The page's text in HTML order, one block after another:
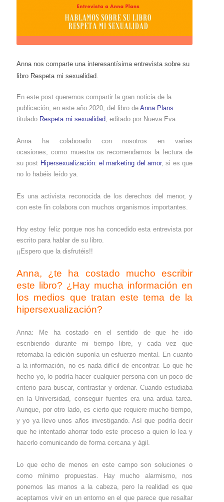
Anna nos comparte una interesantísima entrevista sobre su
libro Respeta mi sexualidad.
En este post queremos compartir la gran noticia de la
publicación, en este año 2020, del libro de Anna Plans
titulado Respeta mi sexualidad , editado por Nueva Eva.
Anna ha colaborado con nosotros en varias
ocasiones, como muestra os recomendamos la lectura de
su post Hipersexualización: el marketing del amor, si es que
no lo habéis leído ya.
Es una activista reconocida de los derechos del menor, y
con este fin colabora con muchos organismos importantes.
Hoy estoy feliz porque nos ha concedido esta entrevista por
escrito para hablar de su libro.
¡¡Espero que la disfrutéis!!
Anna, ¿te ha costado mucho escribir
este libro? ¿Hay mucha información en
los medios que tratan este tema de la
hipersexualización?
Anna: Me ha costado en el sentido de que he ido
escribiendo durante mi tiempo libre, y cada vez que
retomaba la edición suponía un esfuerzo mental. En cuanto
a la información, no es nada difícil de encontrar. Lo que he
hecho yo, lo podría hacer cualquier persona con un poco de
criterio para buscar, contrastar y ordenar. Cuando estudiaba
en la Universidad, conseguir fuentes era una ardua tarea.
Aunque, por otro lado, es cierto que requiere mucho tiempo,
y yo ya llevo unos años investigando. Así que podría decir
que he intentado ahorrar todo este proceso a quien lo lea y
hacerlo comunicando de forma cercana y ágil.
Lo que echo de menos en este campo son soluciones o
como mínimo propuestas. Hay mucho alarmismo, nos
ponemos las manos a la cabeza, pero la realidad es que
aceptamos vivir en un entorno en el que parece que resaltar